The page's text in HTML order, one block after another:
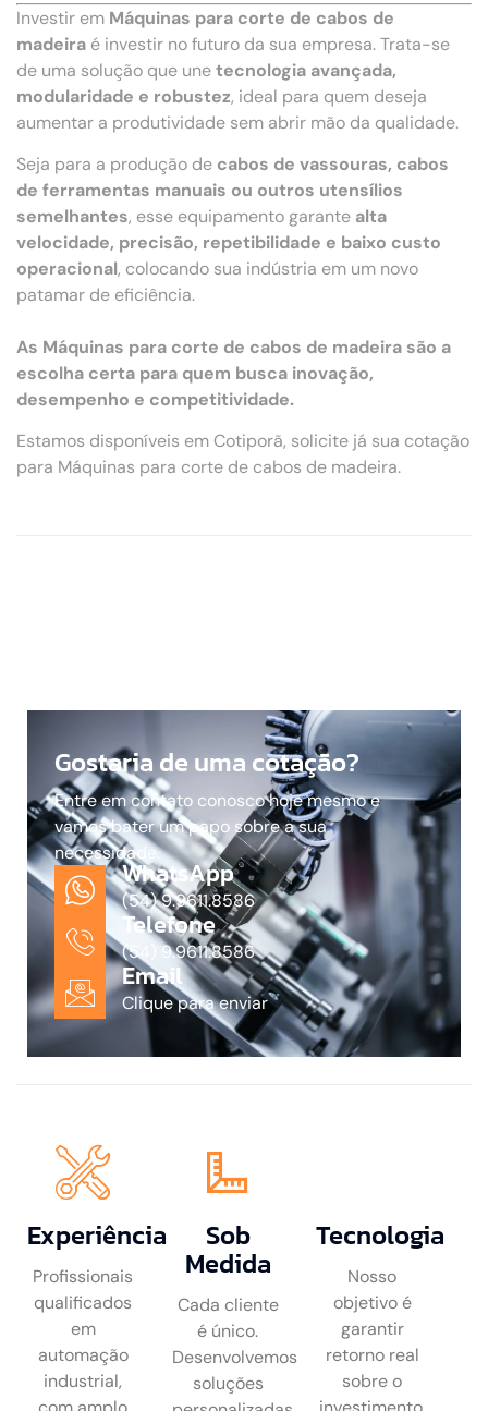
Investir em Máquinas para corte de cabos de
madeira é investir no futuro da sua empresa. Trata-se
de uma solução que unetecnologia avançada,
modularidade e robustez, ideal para quem deseja
aumentar a produtividade sem abrir mão da qualidade.
Seja para a produção de cabos de vassouras, cabos
de ferramentas manuais ou outros utensílios
semelhantes, esse equipamento garante alta
velocidade, precisão, repetibilidade e baixo custo
operacional, colocando sua indústria em um novo
patamar de eficiência.
As Máquinas para corte de cabos de madeira são a
escolha certa para quem busca inovação,
desempenho e competitividade.
Estamos disponíveis em Cotiporã, solicite já sua cotação
para Máquinas para corte de cabos de madeira.
Gostaria de uma cotação?
Entre em contato conosco hoje mesmo e
vamos bater um papo sobre a sua
necessidade.
WhatsApp
(54) 9.9611.8586
Telefone
(54) 9.9611.8586
Email
Clique para enviar
Experiência
Profissionais
qualificados
em
automação
industrial,
Sob
Medida
Cada cliente
é único.
Desenvolvemos
soluções
Tecnologia
Nosso
objetivo é
garantir
retorno real
sobre o